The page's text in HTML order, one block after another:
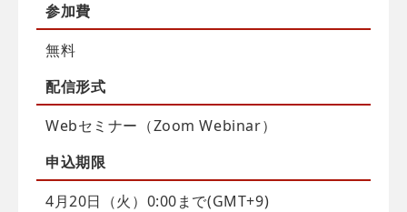
参加費
無料
配信形式
Webセミナー（Zoom Webinar）
申込期限
4月20日（火）0:00まで(GMT+9)